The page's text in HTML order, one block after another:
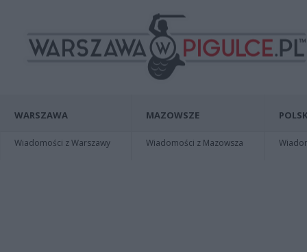
WARSZAWA
Wiadomości z Warszawy
MAZOWSZE
Wiadomości z Mazowsza